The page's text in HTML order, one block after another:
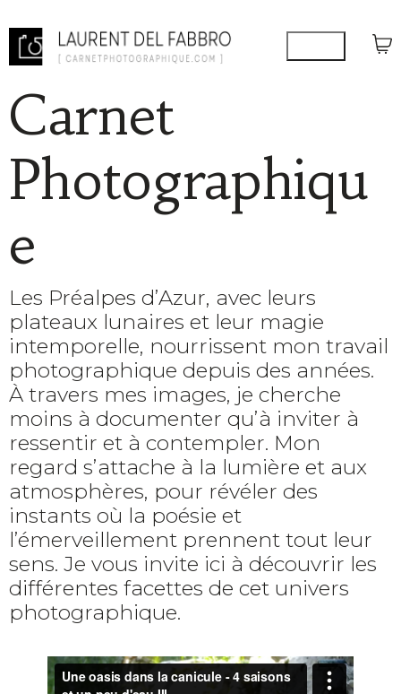
Carnet
Photographiqu
e
Les Préalpes d’Azur, avec leurs
plateaux lunaires et leur magie
intemporelle, nourrissent mon travail
photographique depuis des années.
À travers mes images, je cherche
moins à documenter qu’à inviter à
ressentir et à contempler. Mon
regard s’attache à la lumière et aux
atmosphères, pour révéler des
instants où la poésie et
l’émerveillement prennent tout leur
sens. Je vous invite ici à découvrir les
différentes facettes de cet univers
photographique.